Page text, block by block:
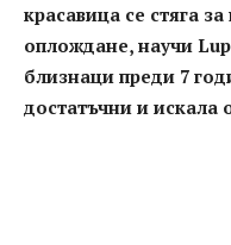
красавица се стяга
оплождане, научи
близнаци преди 7
достатъчни и